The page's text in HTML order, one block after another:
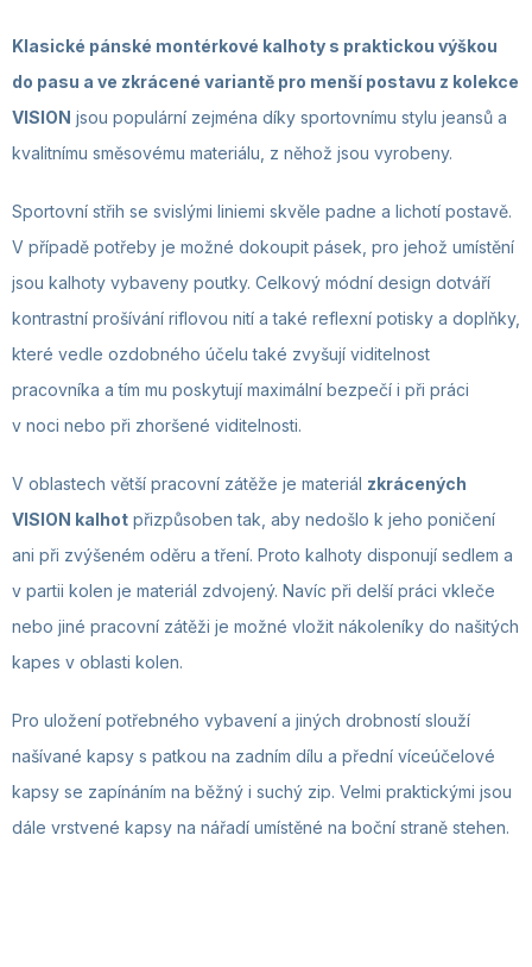
Klasické pánské montérkové kalhoty s praktickou výškou
do pasu a ve zkrácené variantě pro menší postavu z kolekce
VISION jsou populární zejména díky sportovnímu stylu jeansů a
kvalitnímu směsovému materiálu, z něhož jsou vyrobeny.
Sportovní střih se svislými liniemi skvěle padne a lichotí postavě.
V případě potřeby je možné dokoupit pásek, pro jehož umístění
jsou kalhoty vybaveny poutky. Celkový módní design dotváří
kontrastní prošívání riflovou nití a také reflexní potisky a doplňky,
které vedle ozdobného účelu také zvyšují viditelnost
pracovníka a tím mu poskytují maximální bezpečí i při práci
v noci nebo při zhoršené viditelnosti.
V oblastech větší pracovní zátěže je materiál zkrácených
VISION kalhot přizpůsoben tak, aby nedošlo k jeho poničení
ani při zvýšeném oděru a tření. Proto kalhoty disponují sedlem a
v partii kolen je materiál zdvojený. Navíc při delší práci vkleče
nebo jiné pracovní zátěži je možné vložit nákoleníky do našitých
kapes v oblasti kolen.
Pro uložení potřebného vybavení a jiných drobností slouží
našívané kapsy s patkou na zadním dílu a přední víceúčelové
kapsy se zapínáním na běžný i suchý zip. Velmi praktickými jsou
dále vrstvené kapsy na nářadí umístěné na boční straně stehen.